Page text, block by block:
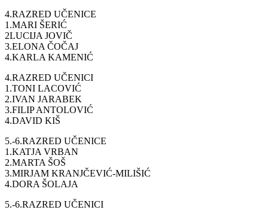
4.RAZRED UČENICE
1.MARI ŠERIĆ
2LUCIJA JOVIČ
3.ELONA ČOČAJ
4.KARLA KAMENIĆ
4.RAZRED UČENICI
1.TONI LACOVIĆ
2.IVAN JARABEK
3.FILIP ANTOLOVIĆ
4.DAVID KIŠ
5.-6.RAZRED UČENICE
1.KATJA VRBAN
2.MARTA ŠOŠ
3.MIRJAM KRANJČEVIĆ-MILIŠIĆ
4.DORA ŠOLAJA
5.-6.RAZRED UČENICI